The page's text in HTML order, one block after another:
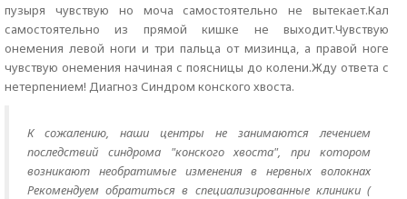
пузыря чувствую но моча самостоятельно не вытекает.Кал
самостоятельно из прямой кишке не выходит.Чувствую
онемения левой ноги и три пальца от мизинца, а правой ноге
чувствую онемения начиная с поясницы до колени.Жду ответа с
нетерпением! Диагноз Синдром конского хвоста.
К сожалению, наши центры не занимаются лечением
последствий синдрома "конского хвоста", при котором
возникают необратимые изменения в нервных волокнах
Рекомендуем обратиться в специализированные клиники (